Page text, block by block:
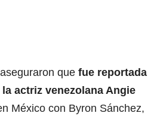
que fue reportada
actriz venezolana Angie
México con Byron Sánchez,